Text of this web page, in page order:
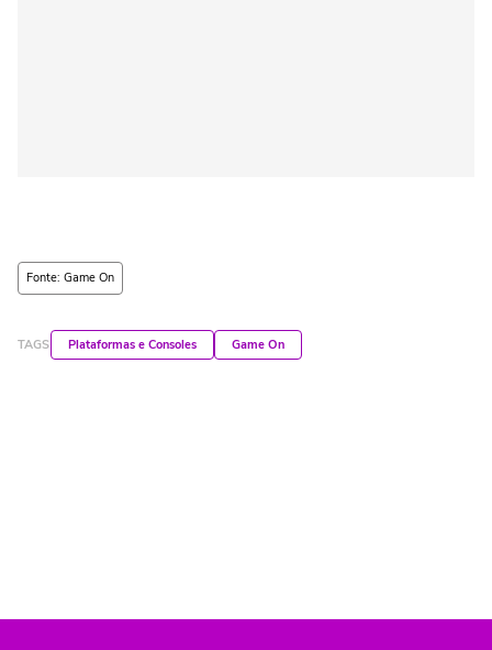
Fonte: Game On
TAGS Plataformas e Consoles Game On